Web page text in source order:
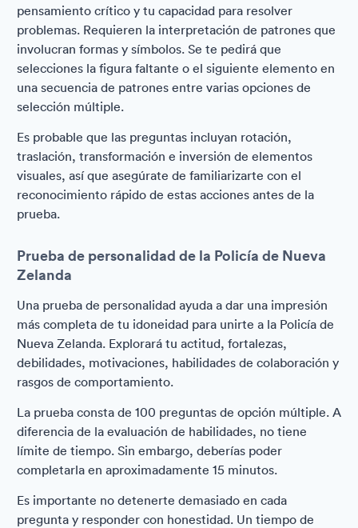
pensamiento crítico y tu capacidad para resolver
problemas. Requieren la interpretación de patrones que
involucran formas y símbolos. Se te pedirá que
selecciones la figura faltante o el siguiente elemento en
una secuencia de patrones entre varias opciones de
selección múltiple.
Es probable que las preguntas incluyan rotación,
traslación, transformación e inversión de elementos
visuales, así que asegúrate de familiarizarte con el
reconocimiento rápido de estas acciones antes de la
prueba.
Prueba de personalidad de la Policía de Nueva
Zelanda
Una prueba de personalidad ayuda a dar una impresión
más completa de tu idoneidad para unirte a la Policía de
Nueva Zelanda. Explorará tu actitud, fortalezas,
debilidades, motivaciones, habilidades de colaboración y
rasgos de comportamiento.
La prueba consta de 100 preguntas de opción múltiple. A
diferencia de la evaluación de habilidades, no tiene
límite de tiempo. Sin embargo, deberías poder
completarla en aproximadamente 15 minutos.
Es importante no detenerte demasiado en cada
pregunta y responder con honestidad. Un tiempo de